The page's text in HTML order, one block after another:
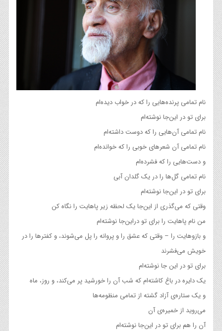
نام تمامی پرنده‌هایی را که در خواب دیده‌ام
برای تو در این‌جا نوشته‌‌ام
نام تمامی آن‌هایی را که دوست داشته‌ام
نام تمامی آن شعرهای خوبی را که خوانده‌ام
و دست‌هایی را که فشرده‌ام
نام تمامی گل‌ها را در یک گلدان آبی
برای تو در این‌جا نوشته‌ام
وقتی که می‌گذری از این‌جا یک لحظه زیر پاهایت را نگاه کن
من نام پاهایت را برای تو دراین‌جا نوشته‌ام
و بازوهایت را – وقتی که عشق را و پروانه را پل می‌شوند، و کفترها را در
خویش می‌فشرند
برای تو در این جا نوشته‌ام
یک دایره در باغ کاشته‌ام که شب آن را خورشید پر می‌کند، و روز، ماه
و یک ستاره‌ی آزاد گشته از تمامی منظومه‌ها
می‌روید از خمیره‌ی آن
آن را هم برای تو در این‌جا نوشته‌ام